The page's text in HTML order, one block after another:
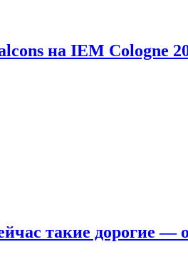
на IEM Cologne
такие дорогие —